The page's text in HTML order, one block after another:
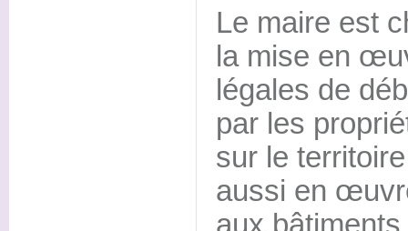
Le maire est
la mise en
légales de
par les
sur le
aussi en